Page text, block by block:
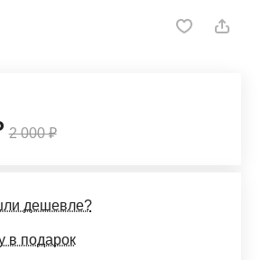
2 000 ₽
дешевле?
в подарок